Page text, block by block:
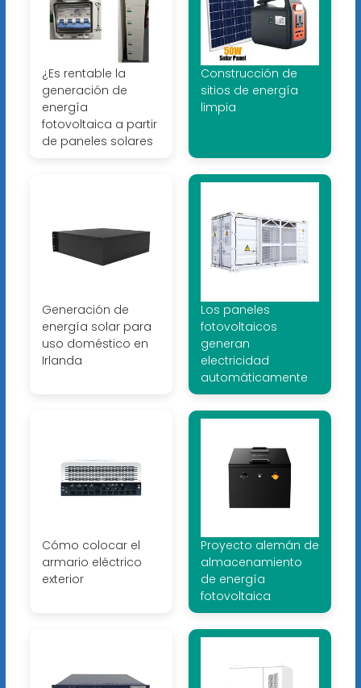
¿Es rentable la
generación de
energía
fotovoltaica a partir
de paneles solares
Construcción de
sitios de energía
limpia
Generación de
energía solar para
uso doméstico en
Irlanda
Los paneles
fotovoltaicos
generan
electricidad
automáticamente
Cómo colocar el
armario eléctrico
exterior
Proyecto alemán de
almacenamiento
de energía
fotovoltaica